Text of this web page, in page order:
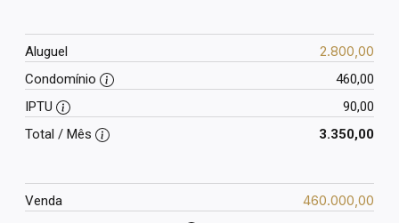
Aluguel 2.800,00
Condomínio
460,00
IPTU
90,00
Total / Mês
3.350,00
Venda 460.000,00